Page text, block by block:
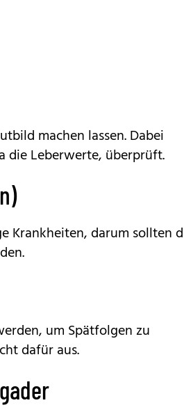
machen lassen. Dabei
die Leberwerte, überprüft.
Krankheiten, darum sollten
um Spätfolgen zu
dafür aus.